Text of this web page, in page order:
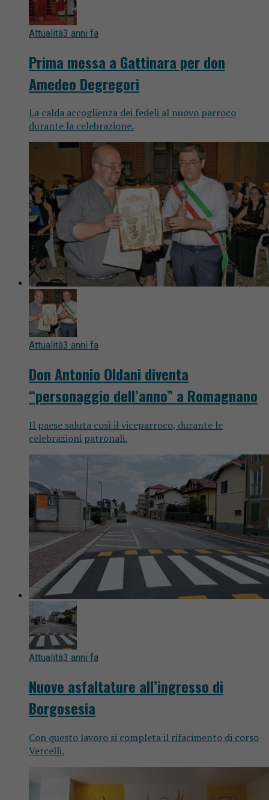
Attualità3 anni fa
Prima messa a Gattinara per don
Amedeo Degregori
La calda accoglienza dei fedeli al nuovo parroco
durante la celebrazione.
Attualità3 anni fa
Don Antonio Oldani diventa
“personaggio dell’anno” a Romagnano
Il paese saluta così il viceparroco, durante le
celebrazioni patronali.
Attualità3 anni fa
Nuove asfaltature all’ingresso di
Borgosesia
Con questo lavoro si completa il rifacimento di corso
Vercelli.